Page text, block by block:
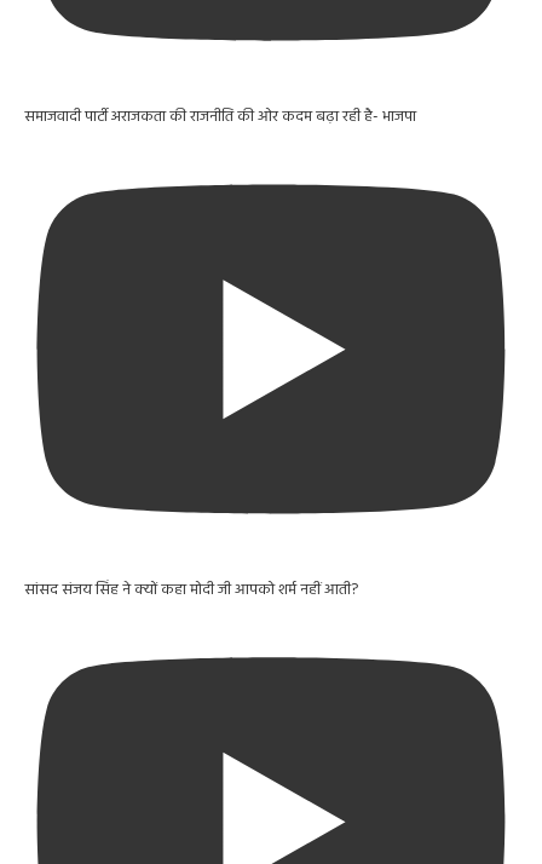
समाजवादी पार्टी अराजकता की राजनीति की ओर कदम बढ़ा रही है- भाजपा
सांसद संजय सिंह ने क्यों कहा मोदी जी आपको शर्म नहीं आती?